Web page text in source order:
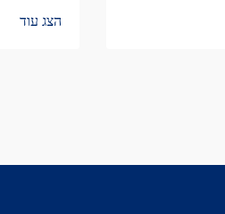
הפך למשהו
מאוד
הצג עוד